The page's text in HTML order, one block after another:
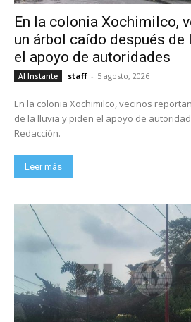
En la colonia Xochimilco,
un árbol caído después de
el apoyo de autoridades
Al Instante staff - 5 agosto, 2026
En la colonia Xochimilco, vecinos
de la lluvia y piden el apoyo de
Redacción.
Leer más